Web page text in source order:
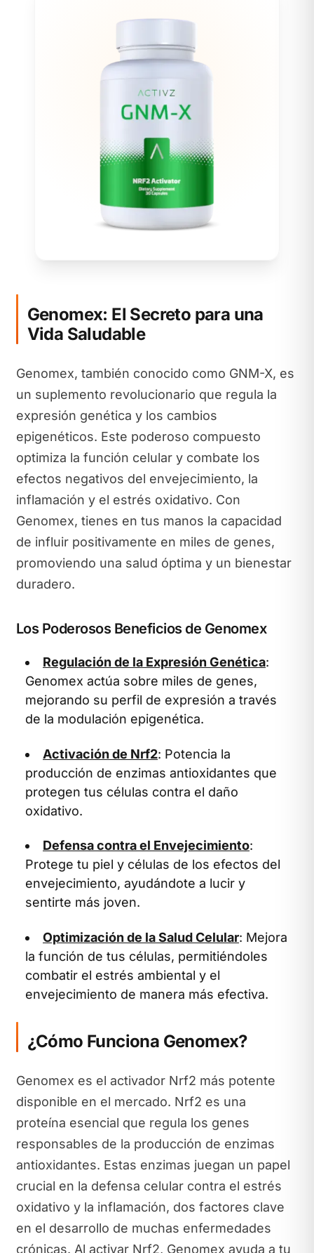
Genomex: El Secreto para una
Vida Saludable
Genomex, también conocido como GNM-X, es
un suplemento revolucionario que regula la
expresión genética y los cambios
epigenéticos. Este poderoso compuesto
optimiza la función celular y combate los
efectos negativos del envejecimiento, la
inflamación y el estrés oxidativo. Con
Genomex, tienes en tus manos la capacidad
de influir positivamente en miles de genes,
promoviendo una salud óptima y un bienestar
duradero.
Los Poderosos Beneficios de Genomex
Regulación de la Expresión Genética:
Genomex actúa sobre miles de genes,
mejorando su perfil de expresión a través
de la modulación epigenética.
Activación de Nrf2: Potencia la
producción de enzimas antioxidantes que
protegen tus células contra el daño
oxidativo.
Defensa contra el Envejecimiento:
Protege tu piel y células de los efectos del
envejecimiento, ayudándote a lucir y
sentirte más joven.
Optimización de la Salud Celular: Mejora
la función de tus células, permitiéndoles
combatir el estrés ambiental y el
envejecimiento de manera más efectiva.
¿Cómo Funciona Genomex?
Genomex es el activador Nrf2 más potente
disponible en el mercado. Nrf2 es una
proteína esencial que regula los genes
responsables de la producción de enzimas
antioxidantes. Estas enzimas juegan un papel
crucial en la defensa celular contra el estrés
oxidativo y la inflamación, dos factores clave
en el desarrollo de muchas enfermedades
crónicas. Al activar Nrf2, Genomex ayuda a tu